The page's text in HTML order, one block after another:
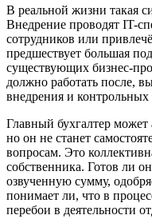
В реальной жизни такая
Внедрение проводят IT-
сотрудников или
предшествует большая
существующих бизнес-
должно работать после,
внедрения и контрольных
Главный бухгалтер может
но он не станет
вопросам. Это
собственника. Готов ли
озвученную сумму,
понимает ли, что в
перебои в деятельности